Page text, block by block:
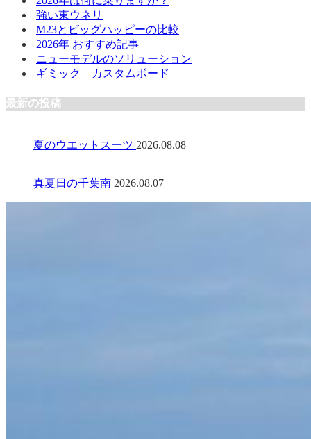
強い東ウネリ
M23とビッグハッピーの比較
2026年 おすすめ記事
ニューモデルのソリューション
ギミック カスタムボード
最新の投稿
夏のウエットスーツ 2026.08.08
真夏日の千葉南 2026.08.07